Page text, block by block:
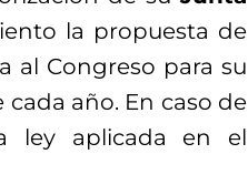
la propuesta de
al Congreso para su
año. En caso de
ley aplicada en el